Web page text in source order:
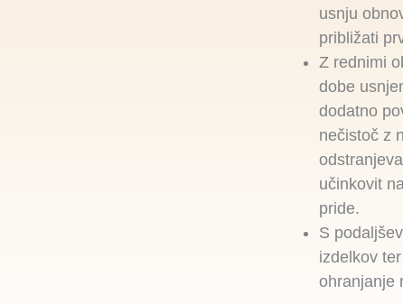
usnju
približati
Z rednimi
dobe
dodatno
nečistoč z
učinkovit
pride.
S
izdelkov
ohranjanje